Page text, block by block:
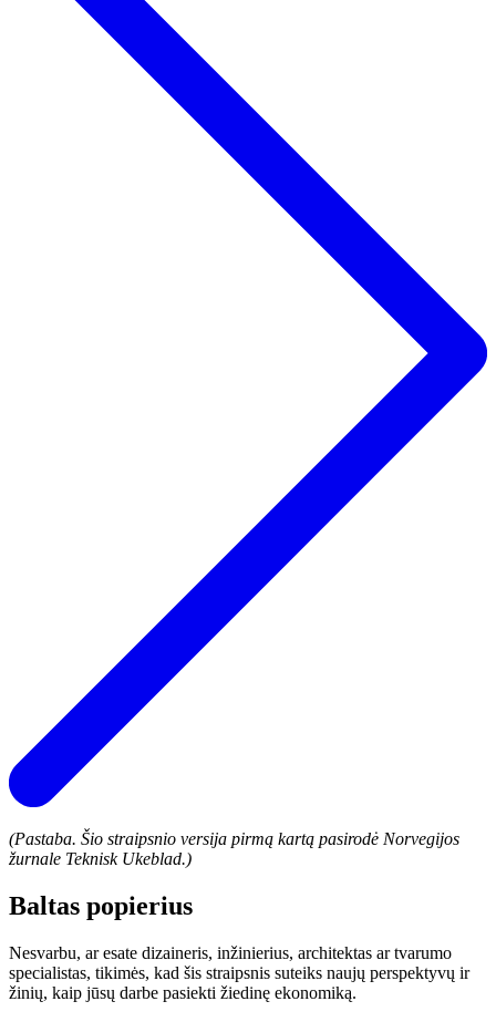
(Pastaba. Šio straipsnio versija pirmą kartą pasirodė Norvegijos
žurnale Teknisk Ukeblad.)
Baltas popierius
Nesvarbu, ar esate dizaineris, inžinierius, architektas ar tvarumo
specialistas, tikimės, kad šis straipsnis suteiks naujų perspektyvų ir
žinių, kaip jūsų darbe pasiekti žiedinę ekonomiką.